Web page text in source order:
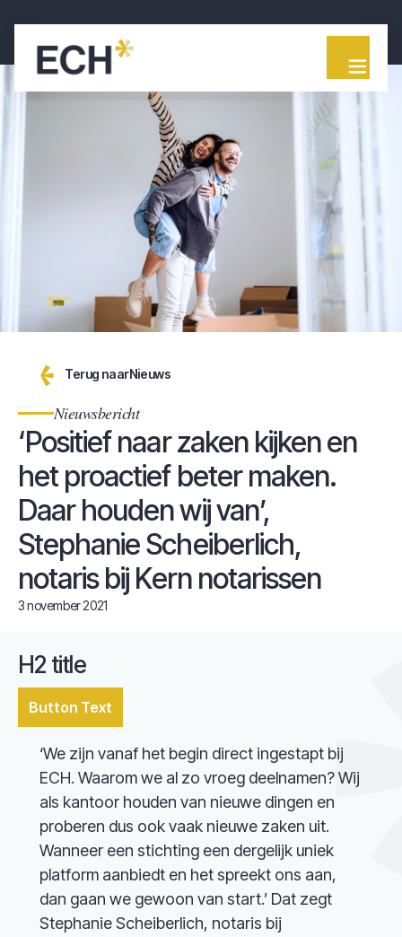
Terug naarNieuws
Nieuwsbericht
‘Positief naar zaken kijken en
het proactief beter maken.
Daar houden wij van’,
Stephanie Scheiberlich,
notaris bij Kern notarissen
3 november 2021
H2 title
Button Text
‘We zijn vanaf het begin direct ingestapt bij
ECH. Waarom we al zo vroeg deelnamen? Wij
als kantoor houden van nieuwe dingen en
proberen dus ook vaak nieuwe zaken uit.
Wanneer een stichting een dergelijk uniek
platform aanbiedt en het spreekt ons aan,
dan gaan we gewoon van start.’ Dat zegt
Stephanie Scheiberlich, notaris bij